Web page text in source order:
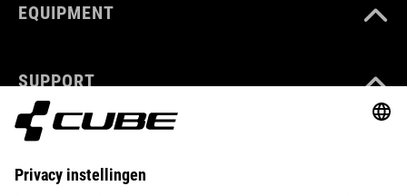
EQUIPMENT
SUPPORT
ABOUT US